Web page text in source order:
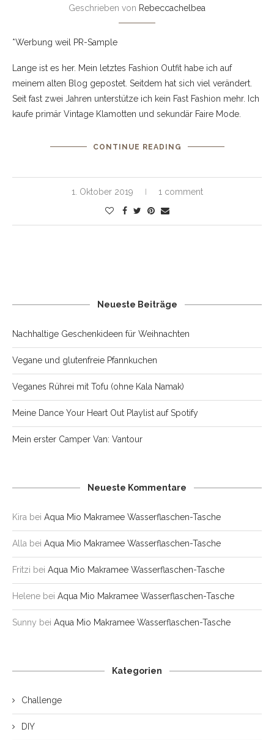
Geschrieben von Rebeccachelbea
*Werbung weil PR-Sample
Lange ist es her. Mein letztes Fashion Outfit habe ich auf
meinem alten Blog gepostet. Seitdem hat sich viel verändert.
Seit fast zwei Jahren unterstütze ich kein Fast Fashion mehr. Ich
kaufe primär Vintage Klamotten und sekundär Faire Mode.
CONTINUE READING
1. Oktober 2019 1 comment
Neueste Beiträge
Nachhaltige Geschenkideen für Weihnachten
Vegane und glutenfreie Pfannkuchen
Veganes Rührei mit Tofu (ohne Kala Namak)
Meine Dance Your Heart Out Playlist auf Spotify
Mein erster Camper Van: Vantour
Neueste Kommentare
Kira bei Aqua Mio Makramee Wasserflaschen-Tasche
Alla bei Aqua Mio Makramee Wasserflaschen-Tasche
Fritzi bei Aqua Mio Makramee Wasserflaschen-Tasche
Helene bei Aqua Mio Makramee Wasserflaschen-Tasche
Sunny bei Aqua Mio Makramee Wasserflaschen-Tasche
Kategorien
Challenge
DIY